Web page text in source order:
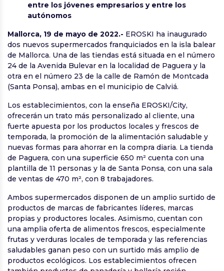
entre los jóvenes empresarios y entre los
autónomos
Mallorca, 19 de mayo de 2022.- EROSKI ha inaugurado
dos nuevos supermercados franquiciados en la isla balear
de Mallorca. Una de las tiendas está situada en el número
24 de la Avenida Bulevar en la localidad de Paguera y la
otra en el número 23 de la calle de Ramón de Montcada
(Santa Ponsa), ambas en el municipio de Calviá.
Los establecimientos, con la enseña EROSKI/City,
ofrecerán un trato más personalizado al cliente, una
fuerte apuesta por los productos locales y frescos de
temporada, la promoción de la alimentación saludable y
nuevas formas para ahorrar en la compra diaria. La tienda
de Paguera, con una superficie 650 m² cuenta con una
plantilla de 11 personas y la de Santa Ponsa, con una sala
de ventas de 470 m², con 8 trabajadores.
Ambos supermercados disponen de un amplio surtido de
productos de marcas de fabricantes líderes, marcas
propias y productores locales. Asimismo, cuentan con
una amplia oferta de alimentos frescos, especialmente
frutas y verduras locales de temporada y las referencias
saludables ganan peso con un surtido más amplio de
productos ecológicos. Los establecimientos ofrecen